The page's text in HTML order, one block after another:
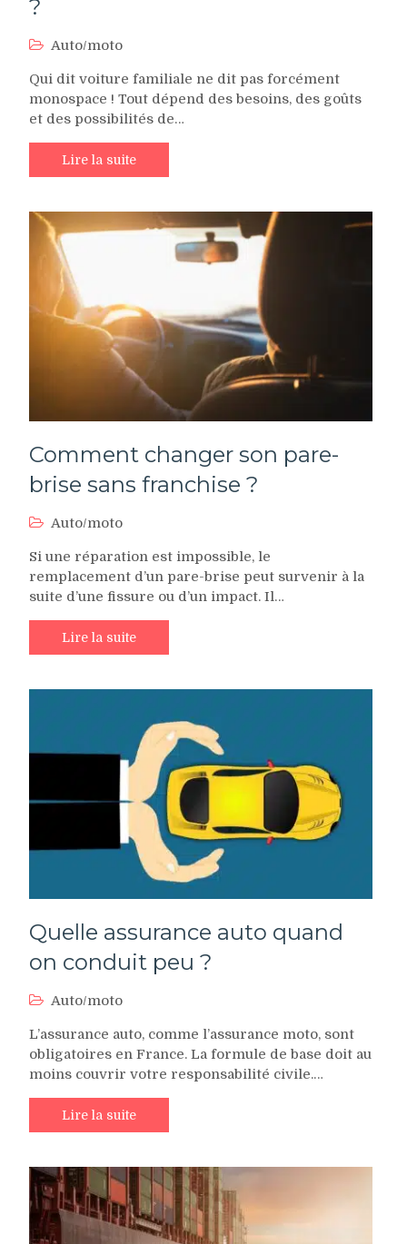
?
Auto/moto
Qui dit voiture familiale ne dit pas forcément
monospace ! Tout dépend des besoins, des goûts
et des possibilités de…
Lire la suite
Comment changer son pare-
brise sans franchise ?
Auto/moto
Si une réparation est impossible, le
remplacement d’un pare-brise peut survenir à la
suite d’une fissure ou d’un impact. Il…
Lire la suite
Quelle assurance auto quand
on conduit peu ?
Auto/moto
L’assurance auto, comme l’assurance moto, sont
obligatoires en France. La formule de base doit au
moins couvrir votre responsabilité civile.…
Lire la suite